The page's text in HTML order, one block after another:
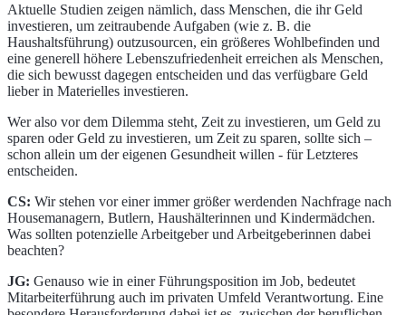
Aktuelle Studien zeigen nämlich, dass Menschen, die ihr Geld
investieren, um zeitraubende Aufgaben (wie z. B. die
Haushaltsführung) outzusourcen, ein größeres Wohlbefinden und
eine generell höhere Lebenszufriedenheit erreichen als Menschen,
die sich bewusst dagegen entscheiden und das verfügbare Geld
lieber in Materielles investieren.
Wer also vor dem Dilemma steht, Zeit zu investieren, um Geld zu
sparen oder Geld zu investieren, um Zeit zu sparen, sollte sich –
schon allein um der eigenen Gesundheit willen - für Letzteres
entscheiden.
CS: Wir stehen vor einer immer größer werdenden Nachfrage nach
Housemanagern, Butlern, Haushälterinnen und Kindermädchen.
Was sollten potenzielle Arbeitgeber und Arbeitgeberinnen dabei
beachten?
JG: Genauso wie in einer Führungsposition im Job, bedeutet
Mitarbeiterführung auch im privaten Umfeld Verantwortung. Eine